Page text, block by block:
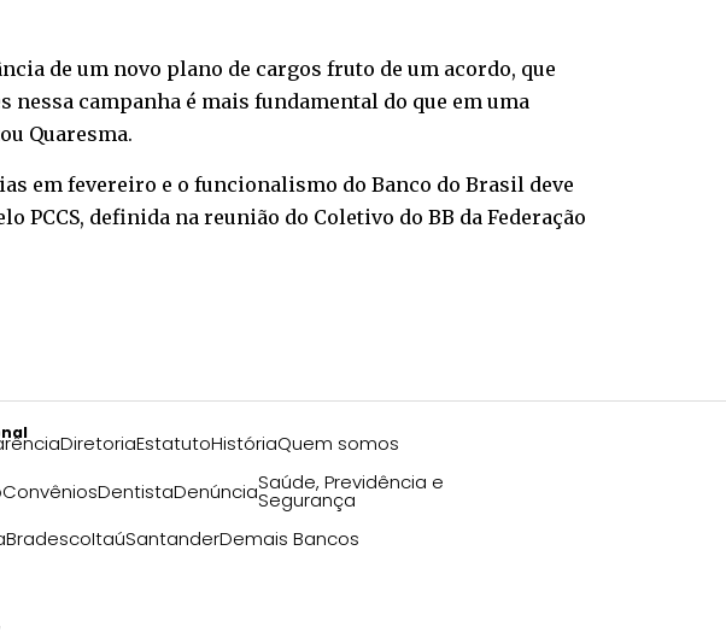
de um novo plano de cargos fruto de um acordo, que
campanha é mais fundamental do que em uma
Quaresma.
em fevereiro e o funcionalismo do Banco do Brasil deve
definida na reunião do Coletivo do BB da Federação
DiretoriaEstatutoHistóriaQuem somos
ConvêniosDentistaDenúnciaSaúde, Previdência e
Segurança
BradescoItaúSantanderDemais Bancos